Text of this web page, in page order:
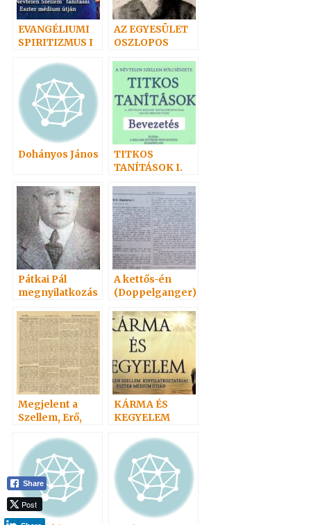
EVANGÉLIUMI
SPIRITIZMUS I
AZ EGYESÜLET
OSZLOPOS
HAVAS ANDOR
Dohányos János
TITKOS
TANÍTÁSOK I.
Pátkai Pál
megnyilatkozás
A kettős-én
(Doppelganger)
Megjelent a
Szellem, Erő,
KÁRMA ÉS
KEGYELEM
Share
Post